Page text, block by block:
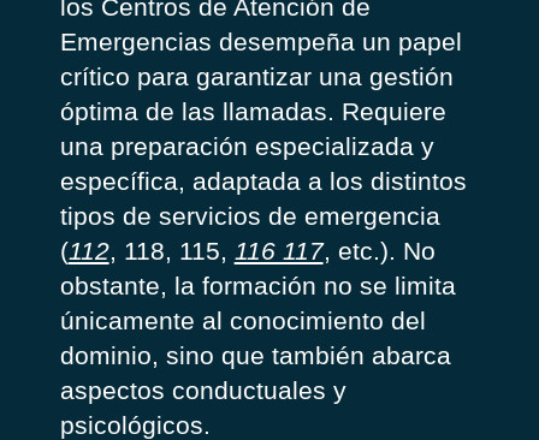
los Centros de Atención de
Emergencias desempeña un papel
crítico para garantizar una gestión
óptima de las llamadas. Requiere
una preparación especializada y
específica, adaptada a los distintos
tipos de servicios de emergencia
(112, 118, 115, 116 117, etc.). No
obstante, la formación no se limita
únicamente al conocimiento del
dominio, sino que también abarca
aspectos conductuales y
psicológicos.